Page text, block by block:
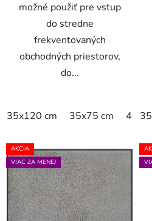
možné použiť pre vstup
do stredne
frekventovaných
obchodných priestorov,
do...
35x120 cm 35x75 cm
AKCIA
VIAC ZA MENEJ